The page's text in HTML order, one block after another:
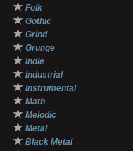
★ Folk
★ Gothic
★ Grind
★ Grunge
★ Indie
★ Industrial
★ Instrumental
★ Math
★ Melodic
★ Metal
★ Black Metal